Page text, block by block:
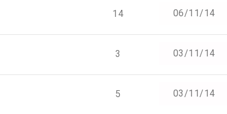
14 06/11/14
3 03/11/14
5 03/11/14